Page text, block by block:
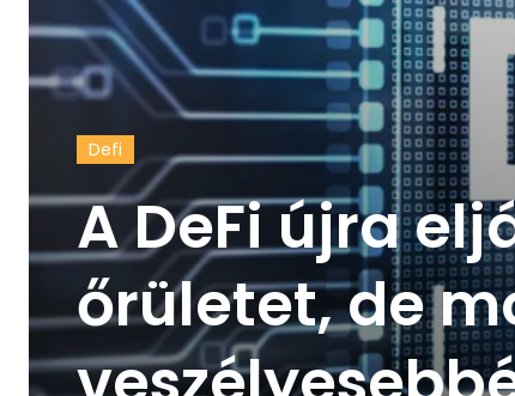
Defi
A DeFi újra
őrületet, de